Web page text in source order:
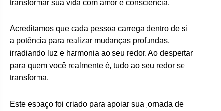
transformar sua vida com amor e consciência.
Acreditamos que cada pessoa carrega dentro de si
a potência para realizar mudanças profundas,
irradiando luz e harmonia ao seu redor. Ao despertar
para quem você realmente é, tudo ao seu redor se
transforma.
Este espaço foi criado para apoiar sua jornada de